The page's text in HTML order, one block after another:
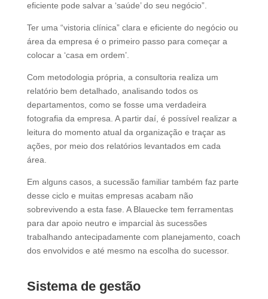
eficiente pode salvar a ‘saúde’ do seu negócio”.
Ter uma “vistoria clínica” clara e eficiente do negócio ou
área da empresa é o primeiro passo para começar a
colocar a ‘casa em ordem’.
Com metodologia própria, a consultoria realiza um
relatório bem detalhado, analisando todos os
departamentos, como se fosse uma verdadeira
fotografia da empresa. A partir daí, é possível realizar a
leitura do momento atual da organização e traçar as
ações, por meio dos relatórios levantados em cada
área.
Em alguns casos, a sucessão familiar também faz parte
desse ciclo e muitas empresas acabam não
sobrevivendo a esta fase. A Blauecke tem ferramentas
para dar apoio neutro e imparcial às sucessões
trabalhando antecipadamente com planejamento, coach
dos envolvidos e até mesmo na escolha do sucessor.
Sistema de gestão